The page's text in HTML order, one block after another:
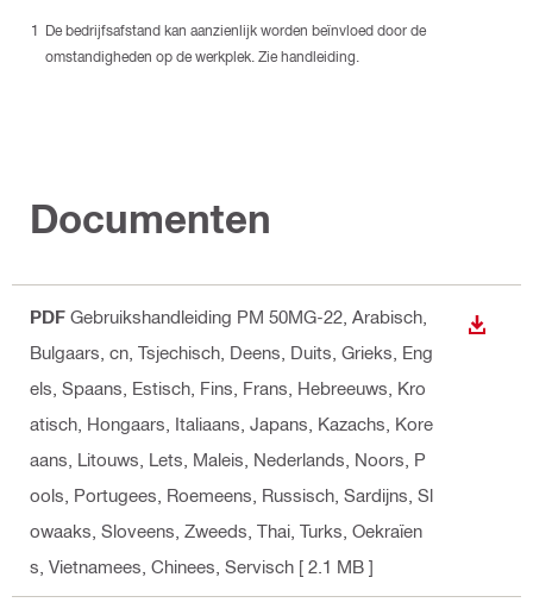
De bedrijfsafstand kan aanzienlijk worden beïnvloed door de
omstandigheden op de werkplek. Zie handleiding.
Documenten
PDF Gebruikshandleiding PM 50MG-22 , Arabisch,
Bulgaars, cn, Tsjechisch, Deens, Duits, Grieks, Eng
els, Spaans, Estisch, Fins, Frans, Hebreeuws, Kro
atisch, Hongaars, Italiaans, Japans, Kazachs, Kore
aans, Litouws, Lets, Maleis, Nederlands, Noors, P
ools, Portugees, Roemeens, Russisch, Sardijns, Sl
owaaks, Sloveens, Zweeds, Thai, Turks, Oekraïen
s, Vietnamees, Chinees, Servisch [ 2.1 MB ]